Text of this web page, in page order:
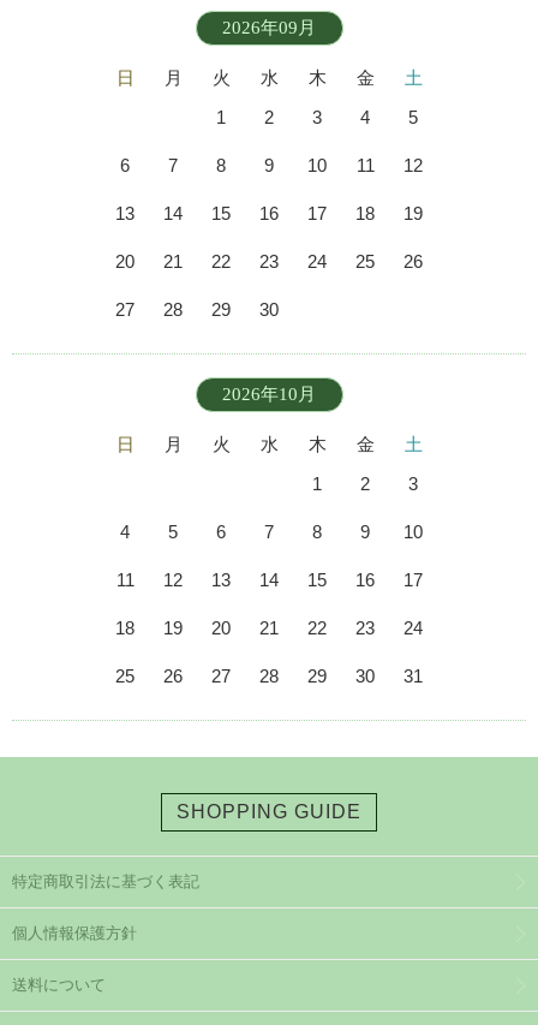
2026年09月
日 月 火 水 木 金
土
1
2 3 4 5
6 7 8 9 10 11 12
13 14 15 16 17 18 19
20 21 22 23 24 25 26
27 28 29 30
2026年10月
日 月 火 水 木 金
土
1
2 3
4 5 6 7 8 9 10
11 12 13 14 15 16 17
18 19 20 21 22 23 24
25 26 27 28 29 30 31
SHOPPING GUIDE
特定商取引法に基づく表記
個人情報保護方針
送料について